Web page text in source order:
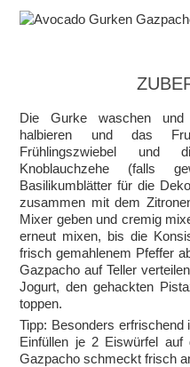
Die Gurke waschen
halbieren und das
Frühlingszwiebel und
Knoblauchzehe (falls
Basilikumblätter für die
zusammen mit dem
Mixer geben und cremig
erneut mixen, bis die
frisch gemahlenem Pfeffer
Gazpacho auf Teller
Jogurt, den gehackten
toppen.
Tipp: Besonders
Einfüllen je 2 Eiswürfel auf
Gazpacho schmeckt frisch